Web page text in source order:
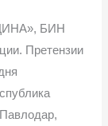
БИН
Претензии